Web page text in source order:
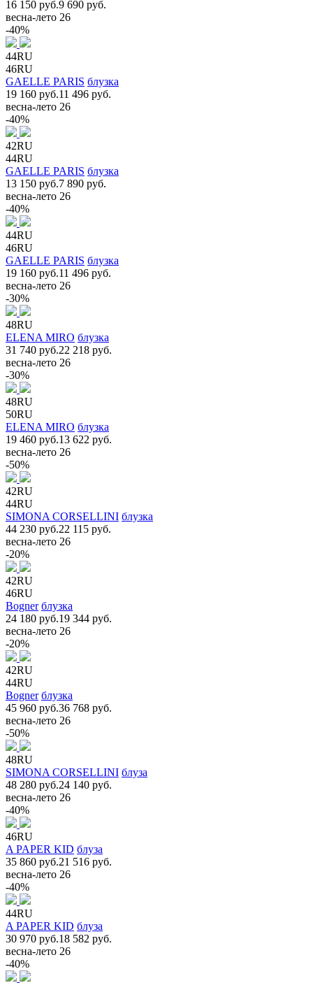
16 150 руб.9 690 руб.
весна-лето 26
-40%
44RU
46RU
GAELLE PARIS блузка
19 160 руб.11 496 руб.
весна-лето 26
-40%
42RU
44RU
GAELLE PARIS блузка
13 150 руб.7 890 руб.
весна-лето 26
-40%
44RU
46RU
GAELLE PARIS блузка
19 160 руб.11 496 руб.
весна-лето 26
-30%
48RU
ELENA MIRO блузка
31 740 руб.22 218 руб.
весна-лето 26
-30%
48RU
50RU
ELENA MIRO блузка
19 460 руб.13 622 руб.
весна-лето 26
-50%
42RU
44RU
SIMONA CORSELLINI блузка
44 230 руб.22 115 руб.
весна-лето 26
-20%
42RU
46RU
Bogner блузка
24 180 руб.19 344 руб.
весна-лето 26
-20%
42RU
44RU
Bogner блузка
45 960 руб.36 768 руб.
весна-лето 26
-50%
48RU
SIMONA CORSELLINI блуза
48 280 руб.24 140 руб.
весна-лето 26
-40%
46RU
A PAPER KID блуза
35 860 руб.21 516 руб.
весна-лето 26
-40%
44RU
A PAPER KID блуза
30 970 руб.18 582 руб.
весна-лето 26
-40%